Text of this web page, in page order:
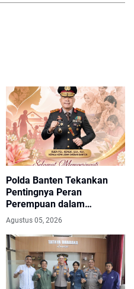
Polda Banten Tekankan
Pentingnya Peran
Perempuan dalam
Pembangunan Bangsa
Agustus 05, 2026